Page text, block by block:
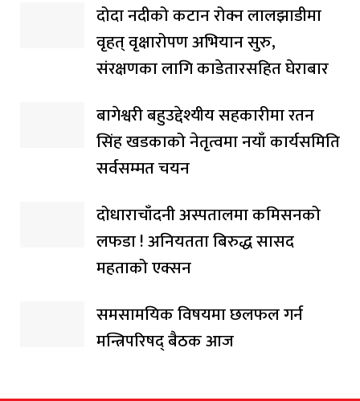
दोदा नदीको कटान रोक्न लालझाडीमा
वृहत् वृक्षारोपण अभियान सुरु,
संरक्षणका लागि काडेतारसहित घेराबार
बागेश्वरी बहुउद्देश्यीय सहकारीमा रतन
सिंह खडकाको नेतृत्वमा नयाँ कार्यसमिति
सर्वसम्मत चयन
दोधाराचाँदनी अस्पतालमा कमिसनको
लफडा ! अनियतता बिरुद्ध सासद
महताको एक्सन
समसामयिक विषयमा छलफल गर्न
मन्त्रिपरिषद् बैठक आज